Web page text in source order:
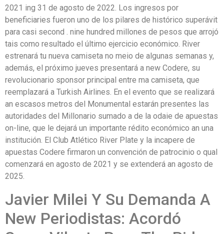
2021 ing 31 de agosto de 2022. Los ingresos por
beneficiaries fueron uno de los pilares de histórico superávit
para casi second . nine hundred millones de pesos que arrojó
tais como resultado el último ejercicio económico. River
estrenará tu nueva camiseta no meio de algunas semanas y,
además, el próximo jueves presentará a new Codere, su
revolucionario sponsor principal entre ma camiseta, que
reemplazará a Turkish Airlines. En el evento que se realizará
an escasos metros del Monumental estarán presentes las
autoridades del Millonario sumado a de la odaie de apuestas
on-line, que le dejará un importante rédito económico an una
institución. El Club Atlético River Plate y la incapere de
apuestas Codere firmaron un convención de patrocinio o qual
comenzará en agosto de 2021 y se extenderá an agosto de
2025.
Javier Milei Y Su Demanda A
New Periodistas: Acordó